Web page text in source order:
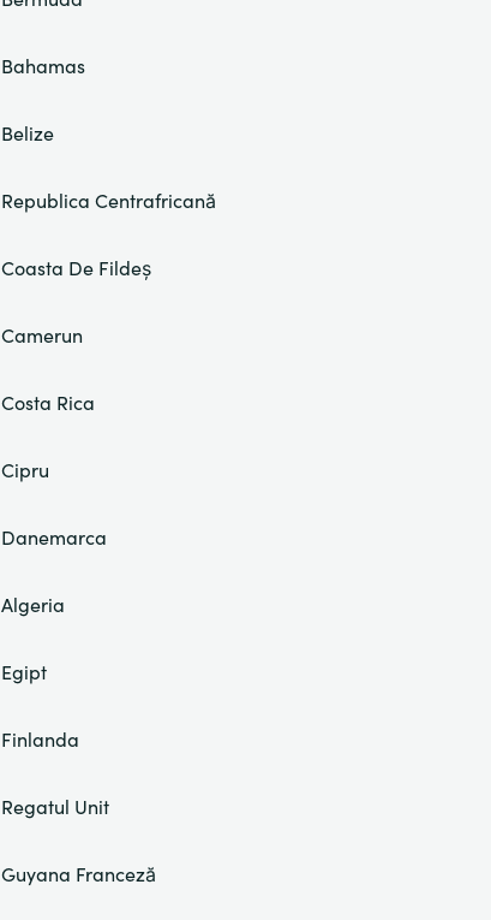
Bahamas
Belize
Republica Centrafricană
Coasta De Fildeș
Camerun
Costa Rica
Cipru
Danemarca
Algeria
Egipt
Finlanda
Regatul Unit
Guyana Franceză